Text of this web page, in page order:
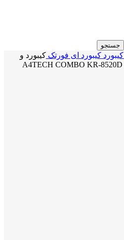
جستجو
کیبورد کیبورد ای فورتک کیبورد و